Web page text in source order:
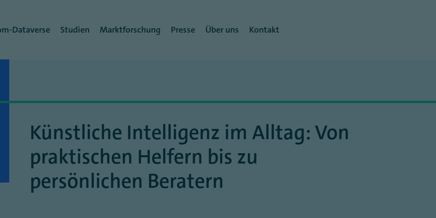
Künstliche Intelligenz im Alltag: Von
praktischen Helfern bis zu
persönlichen Beratern
Dataverse Studien Marktforschung Presse Über uns Kontakt